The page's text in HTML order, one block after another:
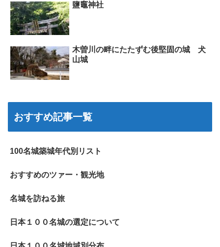
鹽竈神社
木曽川の畔にたたずむ後堅固の城 犬
山城
おすすめ記事一覧
100名城築城年代別リスト
おすすめのツァー・観光地
名城を訪ねる旅
日本１００名城の選定について